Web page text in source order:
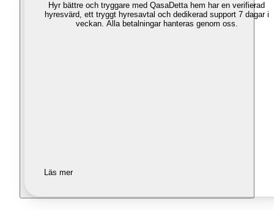
Hyr bättre och tryggare med QasaDetta hem har en verifierad
hyresvärd, ett tryggt hyresavtal och dedikerad support 7 dagar i
veckan. Alla betalningar hanteras genom oss.
Läs mer